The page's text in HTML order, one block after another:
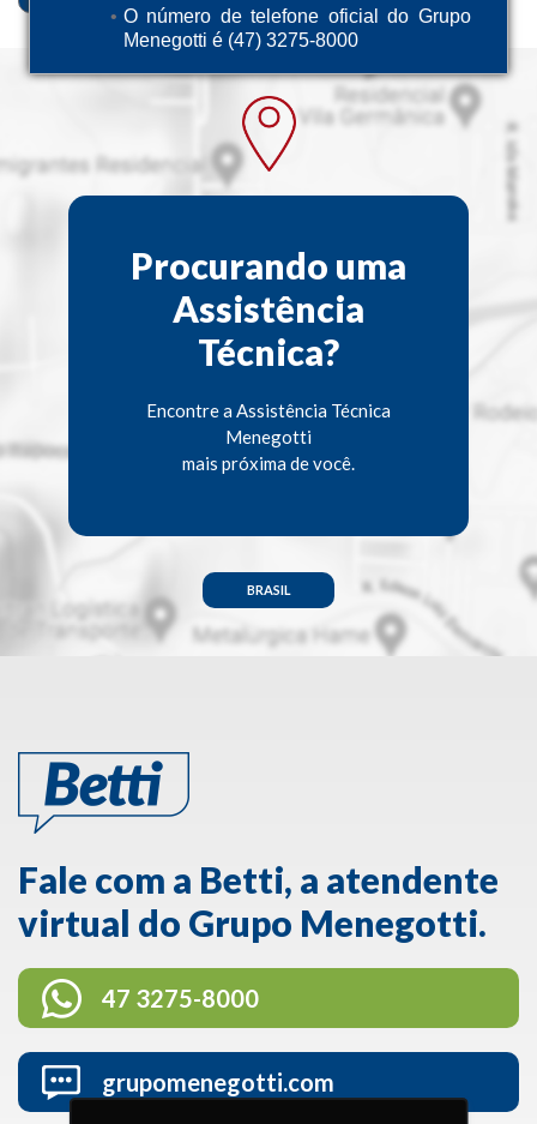
O número de telefone oficial do Grupo
Menegotti é (47) 3275-8000
Procurando uma
Assistência
Técnica?
Encontre a Assistência Técnica
Menegotti
mais próxima de você.
BRASIL
Fale com a Betti, a atendente
virtual do Grupo Menegotti.
47 3275-8000
grupomenegotti.com